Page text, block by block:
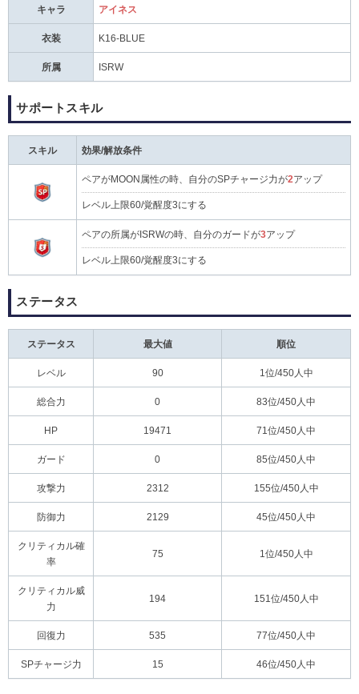
キャラ アイネス
衣装 K16-BLUE
所属 ISRW
サポートスキル
スキル 効果/解放条件
ペアがMOON属性の時、自分のSPチャージ力が2アップ
レベル上限60/覚醒度3にする
ペアの所属がISRWの時、自分のガードが3アップ
レベル上限60/覚醒度3にする
ステータス
ステータス 最大値 順位
レベル 90 1位/450人中
総合力 0 83位/450人中
HP 19471 71位/450人中
ガード 0 85位/450人中
攻撃力 2312 155位/450人中
防御力 2129 45位/450人中
クリティカル確
率
75 1位/450人中
クリティカル威
力
194 151位/450人中
回復力 535 77位/450人中
SPチャージ力 15 46位/450人中